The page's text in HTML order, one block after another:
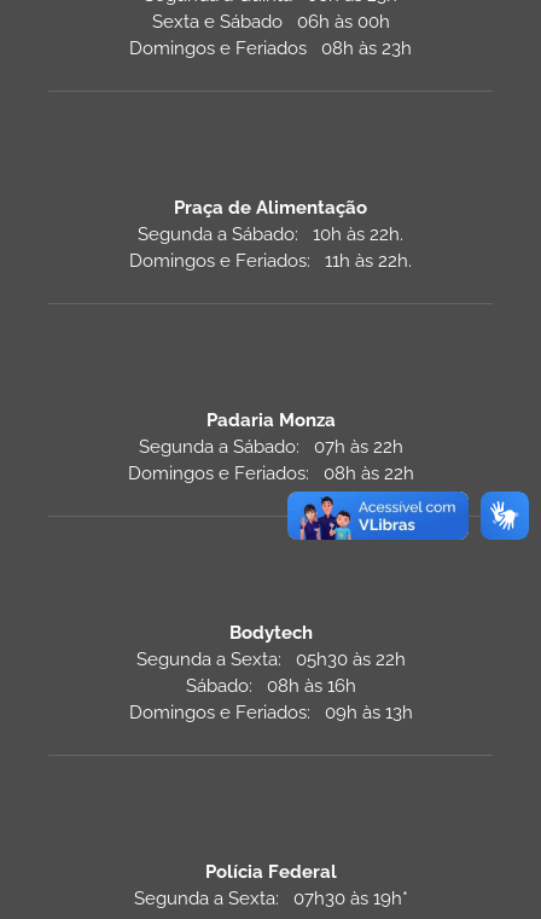
Sexta e Sábado 06h às 00h
Domingos e Feriados 08h às 23h
Praça de Alimentação
Segunda a Sábado: 10h às 22h.
Domingos e Feriados: 11h às 22h.
Padaria Monza
Segunda a Sábado: 07h às 22h
Domingos e Feriados: 08h às 22h
Bodytech
Segunda a Sexta: 05h30 às 22h
Sábado: 08h às 16h
Domingos e Feriados: 09h às 13h
Polícia Federal
Segunda a Sexta: 07h30 às 19h*